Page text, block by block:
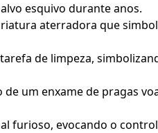
esquivo durante anos.
aterradora que
de limpeza,
de um enxame de pragas
furioso, evocando o